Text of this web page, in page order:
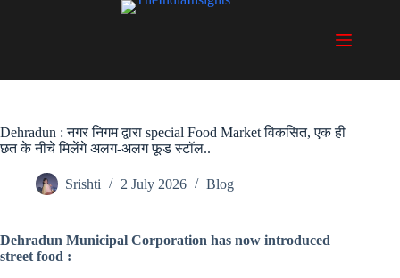
Dehradun : नगर निगम द्वारा special Food Market विकसित, एक ही
छत के नीचे मिलेंगे अलग-अलग फूड स्टॉल..
Srishti 2 July 2026 Blog
Dehradun Municipal Corporation has now introduced
street food :